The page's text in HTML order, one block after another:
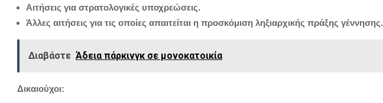
Αιτήσεις για στρατολογικές υποχρεώσεις.
Άλλες αιτήσεις για τις οποίες απαιτείται η προσκόμιση ληξιαρχικής πράξης γέννησης.
Διαβάστε Άδεια πάρκινγκ σε μονοκατοικία
Δικαιούχοι: